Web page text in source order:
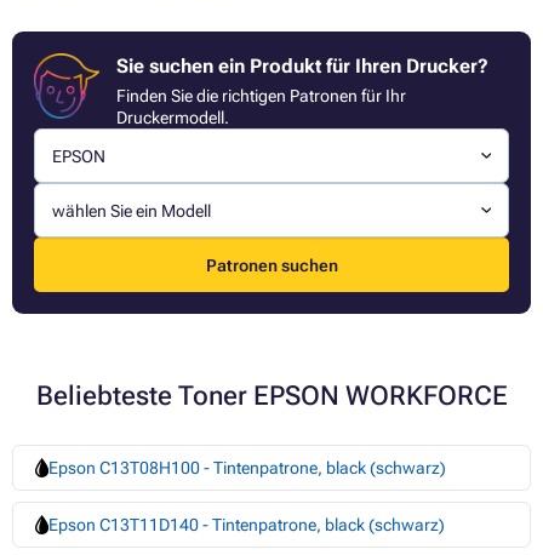
Sie suchen ein Produkt für Ihren Drucker?
Finden Sie die richtigen Patronen für Ihr
Druckermodell.
EPSON
wählen Sie ein Modell
Patronen suchen
Beliebteste Toner EPSON WORKFORCE
Epson C13T08H100 - Tintenpatrone, black (schwarz)
Epson C13T11D140 - Tintenpatrone, black (schwarz)